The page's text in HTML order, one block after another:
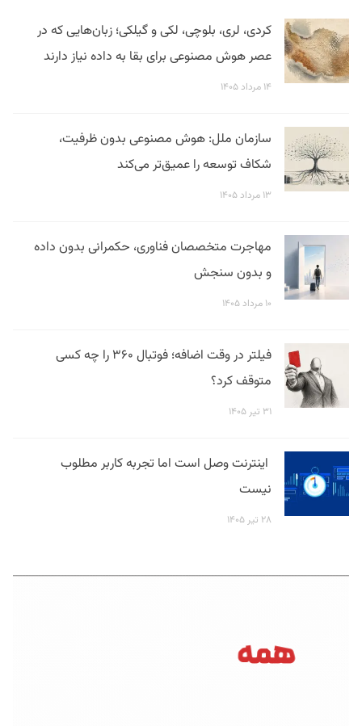
کردی، لری، بلوچی، لکی و گیلکی؛ زبان‌هایی که در
عصر هوش مصنوعی برای بقا به داده نیاز دارند
۱۴ مرداد ۱۴۰۵
سازمان ملل: هوش مصنوعی بدون ظرفیت،
شکاف توسعه را عمیق‌تر می‌کند
۱۳ مرداد ۱۴۰۵
مهاجرت متخصصان فناوری، حکمرانی بدون داده
و بدون سنجش
۱۰ مرداد ۱۴۰۵
فیلتر در وقت اضافه؛ فوتبال ۳۶۰ را چه کسی
متوقف کرد؟
۳۱ تیر ۱۴۰۵
اینترنت وصل است اما تجربه کاربر مطلوب
نیست
۲۸ تیر ۱۴۰۵